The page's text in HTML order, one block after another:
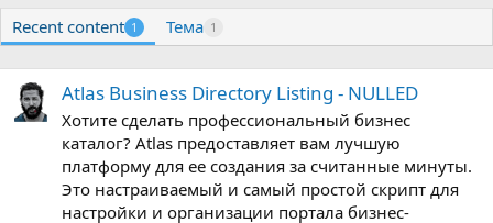
Recent content 1 Тема 1
Atlas Business Directory Listing - NULLED
Хотите сделать профессиональный бизнес
каталог? Atlas предоставляет вам лучшую
платформу для ее создания за считанные минуты.
Это настраиваемый и самый простой скрипт для
настройки и организации портала бизнес-